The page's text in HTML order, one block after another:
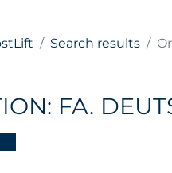
Search results
FA.